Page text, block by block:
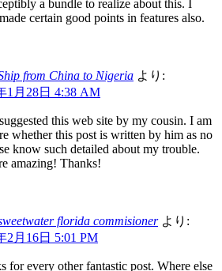
a bundle to realize about this. I
certain good points in features also.
from China to Nigeria より:
1月28日 4:38 AM
this web site by my cousin. I am
whether this post is written by him as no
know such detailed about my trouble.
amazing! Thanks!
florida commisioner より:
2月16日 5:01 PM
for every other fantastic post. Where else